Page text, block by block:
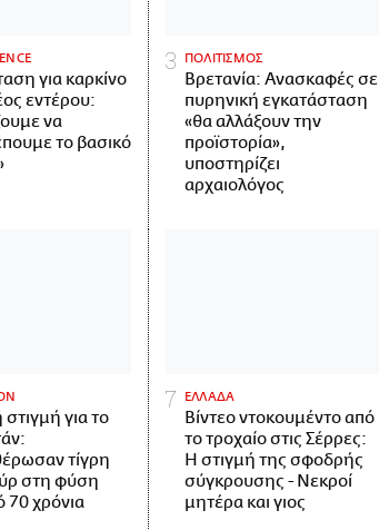
για καρκίνο
εντέρου:
να
το βασικό
ΠΟΛΙΤΙΣΜΟΣ
Βρετανία: Ανασκαφές σε
πυρηνική εγκατάσταση
«θα αλλάξουν την
προϊστορία»,
υποστηρίζει
αρχαιολόγος
στιγμή για το
τίγρη
στη φύση
70 χρόνια
ΕΛΛΑΔΑ
Βίντεο ντοκουμέντο από
το τροχαίο στις Σέρρες:
Η στιγμή της σφοδρής
σύγκρουσης - Νεκροί
μητέρα και γιος